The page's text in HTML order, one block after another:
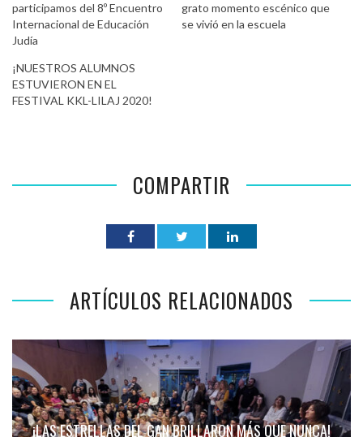
participamos del 8º Encuentro
Internacional de Educación
Judía
grato momento escénico que
se vivió en la escuela
¡NUESTROS ALUMNOS
ESTUVIERON EN EL
FESTIVAL KKL-LILAJ 2020!
COMPARTIR
ARTÍCULOS RELACIONADOS
¡LAS ESTRELLAS DEL GAN BRILLARON MÁS QUE NUNCA!